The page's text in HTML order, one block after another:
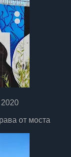
от моста